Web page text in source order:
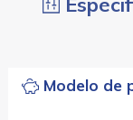
Modelo de